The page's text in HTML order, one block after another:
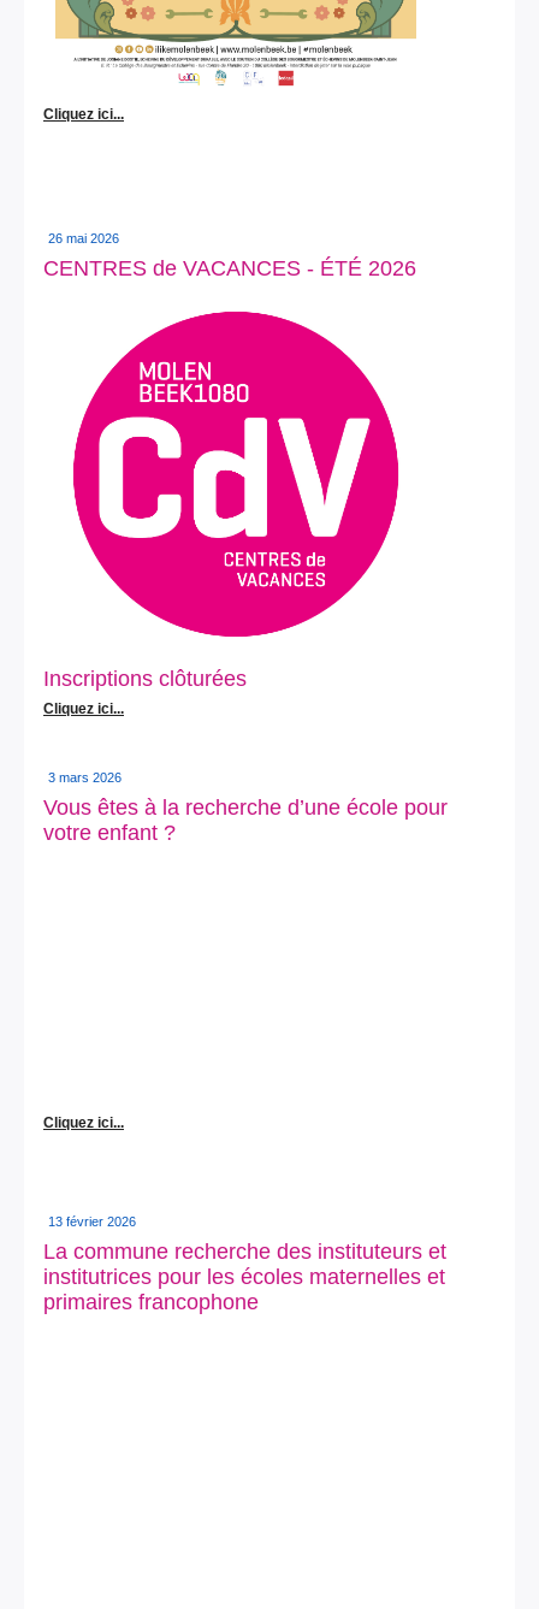
Cliquez ici...
26 mai 2026
CENTRES de VACANCES - ÉTÉ 2026
Inscriptions clôturées
Cliquez ici...
3 mars 2026
Vous êtes à la recherche d’une école pour
votre enfant ?
Cliquez ici...
13 février 2026
La commune recherche des instituteurs et
institutrices pour les écoles maternelles et
primaires francophone